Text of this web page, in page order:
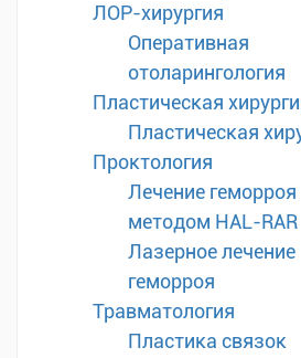
ЛОР-хирургия
Оперативная
отоларингология
Пластическая
Пластическая
Проктология
Лечение геморроя
методом HAL-RAR
Лазерное лечение
геморроя
Травматология
Пластика связок